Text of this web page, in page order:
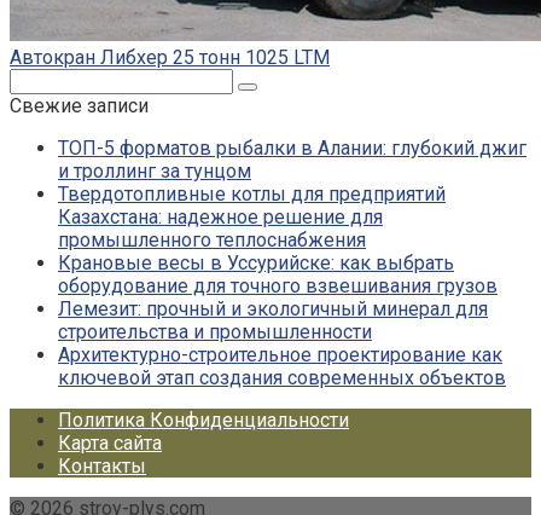
Автокран Либхер 25 тонн 1025 LTM
Свежие записи
ТОП-5 форматов рыбалки в Алании: глубокий джиг
и троллинг за тунцом
Твердотопливные котлы для предприятий
Казахстана: надежное решение для
промышленного теплоснабжения
Крановые весы в Уссурийске: как выбрать
оборудование для точного взвешивания грузов
Лемезит: прочный и экологичный минерал для
строительства и промышленности
Архитектурно-строительное проектирование как
ключевой этап создания современных объектов
Политика Конфиденциальности
Карта сайта
Контакты
© 2026 stroy-plys.com